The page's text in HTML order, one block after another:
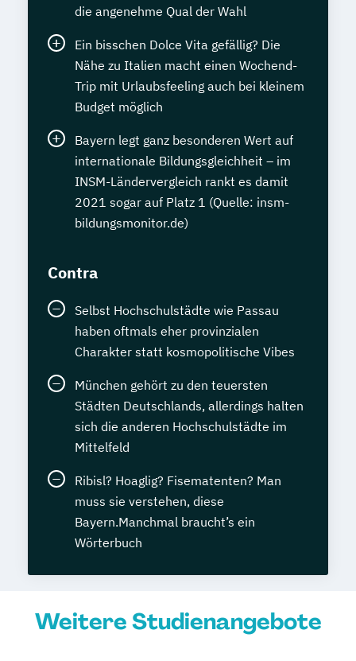
die angenehme Qual der Wahl
Ein bisschen Dolce Vita gefällig? Die
Nähe zu Italien macht einen Wochend-
Trip mit Urlaubsfeeling auch bei kleinem
Budget möglich
Bayern legt ganz besonderen Wert auf
internationale Bildungsgleichheit – im
INSM-Ländervergleich rankt es damit
2021 sogar auf Platz 1 (Quelle: insm-
bildungsmonitor.de)
Contra
Selbst Hochschulstädte wie Passau
haben oftmals eher provinzialen
Charakter statt kosmopolitische Vibes
München gehört zu den teuersten
Städten Deutschlands, allerdings halten
sich die anderen Hochschulstädte im
Mittelfeld
Ribisl? Hoaglig? Fisematenten? Man
muss sie verstehen, diese
Bayern.Manchmal braucht’s ein
Wörterbuch
Weitere Studienangebote